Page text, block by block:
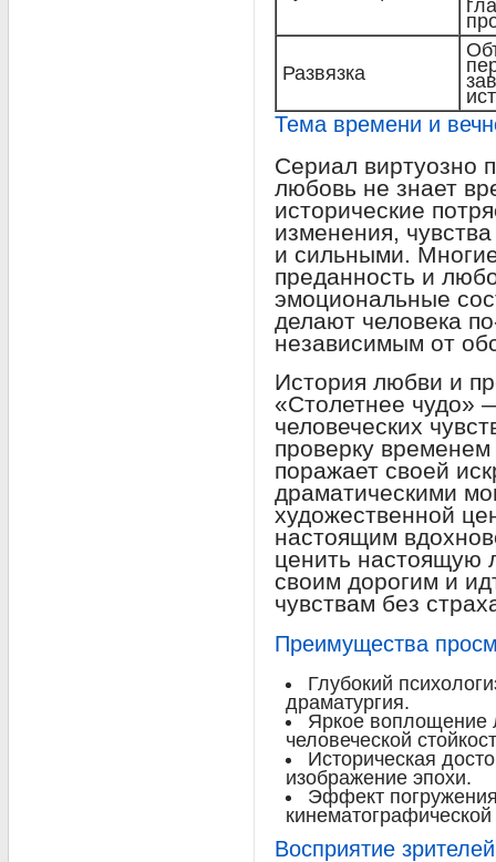
Развязка
Тема времени и
Сериал виртуозно
любовь не знает
исторические
изменения,
и сильными.
преданность и
эмоциональные
делают человека
независимым от
История любви и
«Столетнее чудо»
человеческих
проверку
поражает своей
драматическими
художественной
настоящим
ценить настоящую
своим дорогим и
чувствам без
Преимущества
Глубокий
драматургия.
Яркое воплощение
человеческой
Историческая
изображение эпохи.
Эффект
кинематографической
Восприятие